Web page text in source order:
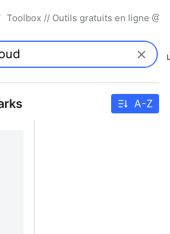
Toolbox // Outils gratuits en ligne
A-Z